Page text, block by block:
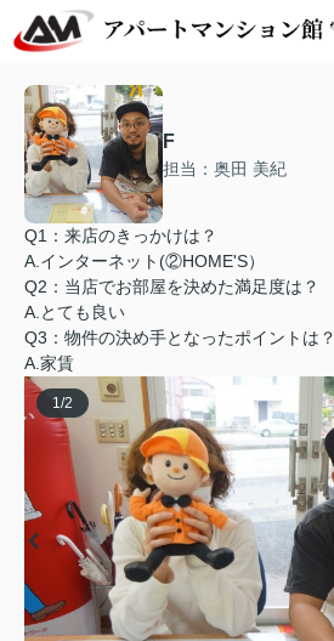
F
担当：奥田 美紀
Q1：来店のきっかけは？
A.インターネット(②HOME'S）
Q2：当店でお部屋を決めた満足度は？
A.とても良い
Q3：物件の決め手となったポイントは？
A.家賃
1/2